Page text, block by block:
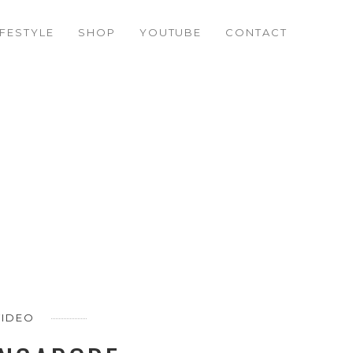
SHOP YOUTUBE CONTACT